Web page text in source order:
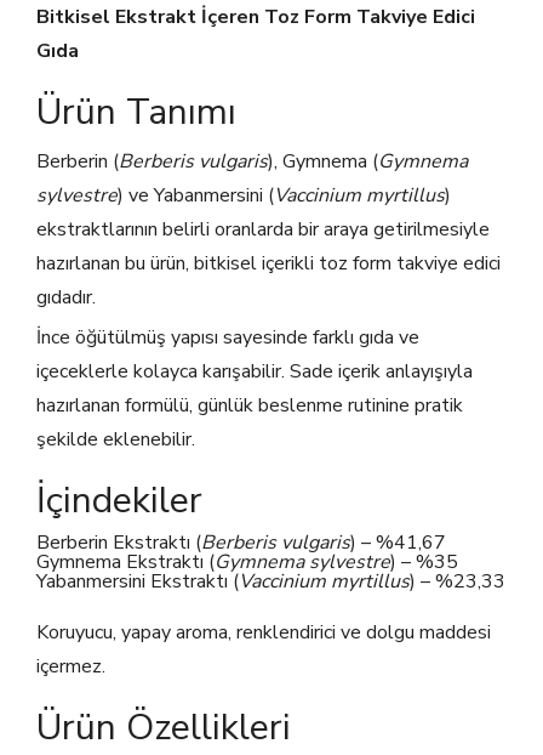
Bitkisel Ekstrakt İçeren Toz Form Takviye Edici
Gıda
Ürün Tanımı
Berberin (Berberis vulgaris), Gymnema (Gymnema
sylvestre) ve Yabanmersini (Vaccinium myrtillus)
ekstraktlarının belirli oranlarda bir araya getirilmesiyle
hazırlanan bu ürün, bitkisel içerikli toz form takviye edici
gıdadır.
İnce öğütülmüş yapısı sayesinde farklı gıda ve
içeceklerle kolayca karışabilir. Sade içerik anlayışıyla
hazırlanan formülü, günlük beslenme rutinine pratik
şekilde eklenebilir.
İçindekiler
Berberin Ekstraktı (Berberis vulgaris) – %41,67
Gymnema Ekstraktı (Gymnema sylvestre) – %35
Yabanmersini Ekstraktı (Vaccinium myrtillus) – %23,33
Koruyucu, yapay aroma, renklendirici ve dolgu maddesi
içermez.
Ürün Özellikleri